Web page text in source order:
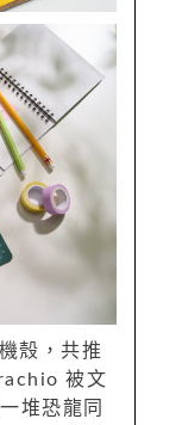
殼，共推
被文
堆恐龍同